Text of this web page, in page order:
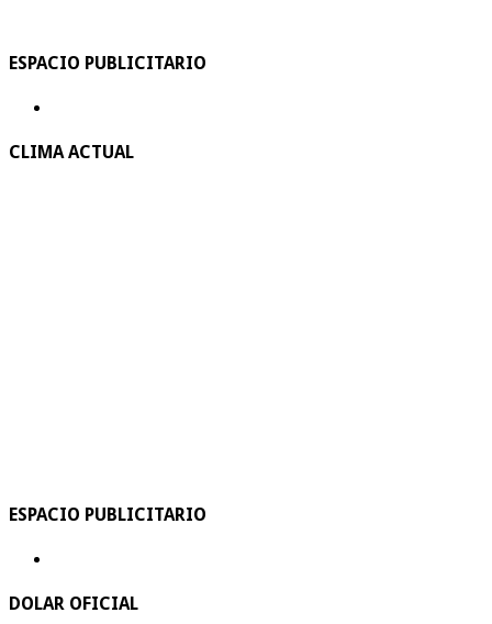
ESPACIO PUBLICITARIO
CLIMA ACTUAL
ESPACIO PUBLICITARIO
DOLAR OFICIAL